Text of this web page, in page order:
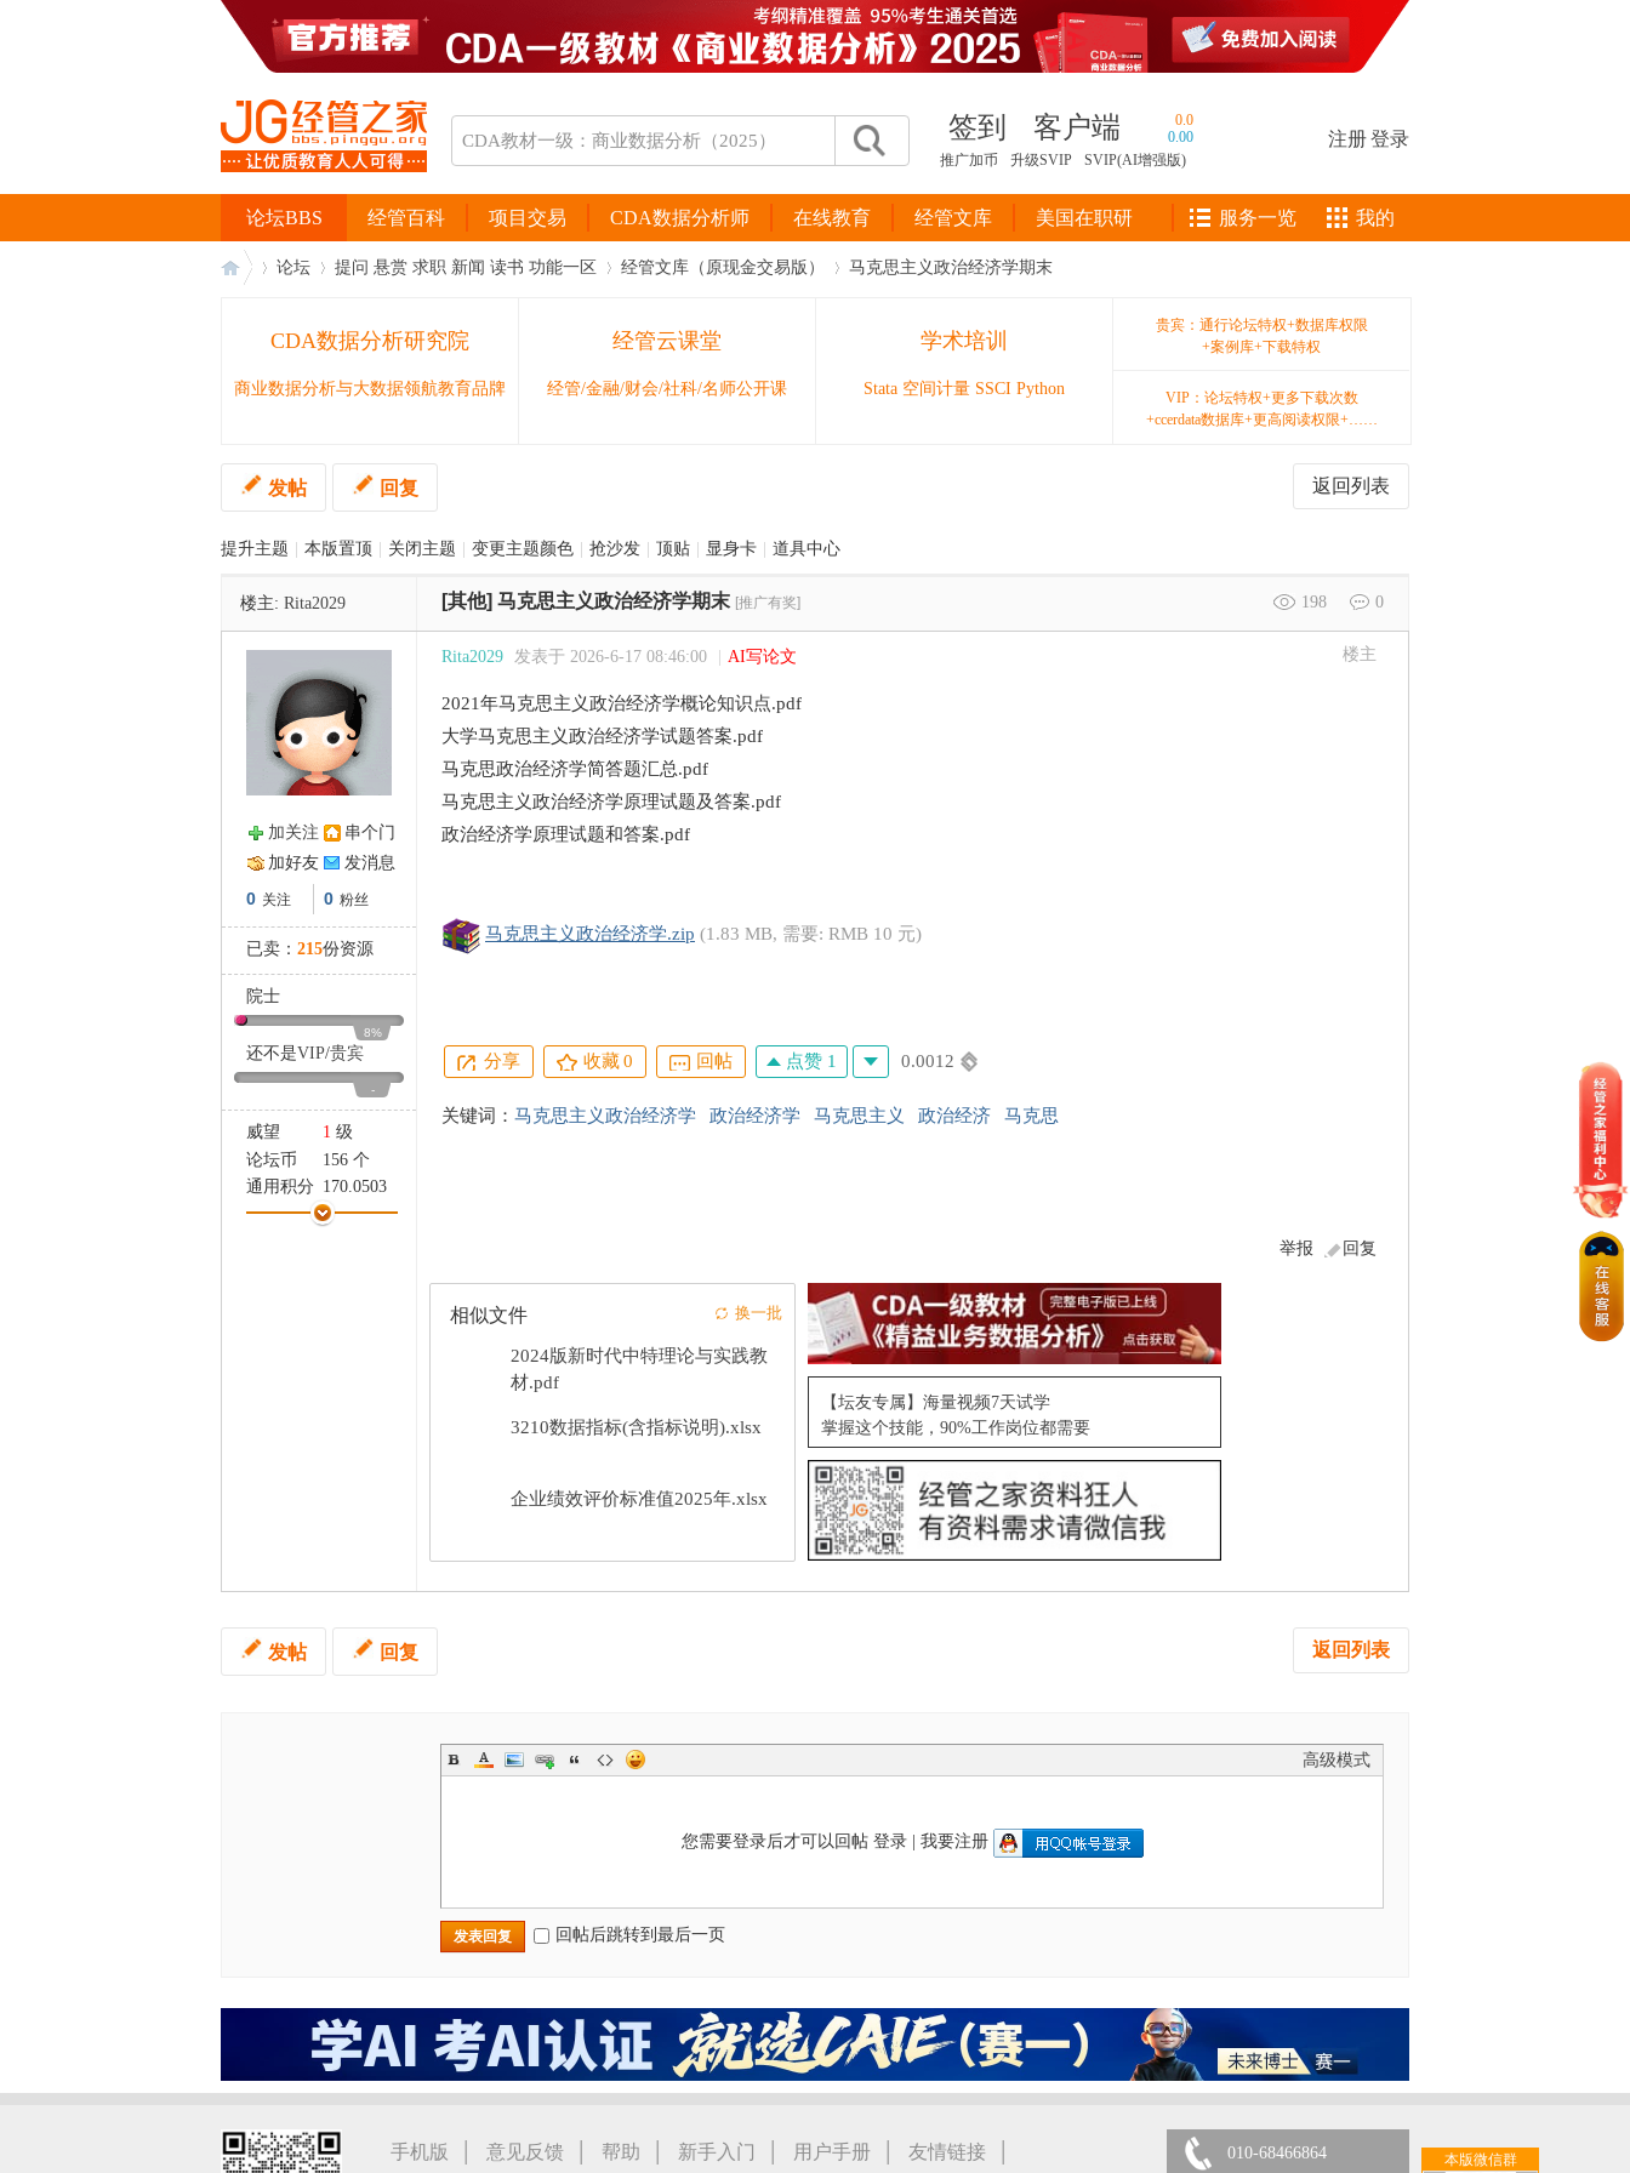
签到 客户端
0.0
0.00
推广加币
升级SVIP SVIP(AI增强版)
注册登录
经管百科 项目交易 CDA数据分析师 在线教育 经管文库 美国在职研
论坛BBS 服务一览 我的
论坛 提问 悬赏 求职 新闻 读书 功能一区 经管文库（原现金交易版） 马克思主义政治经济学期末
CDA数据分析研究院
商业数据分析与大数据领航教育品牌
经管云课堂
经管/金融/财会/社科/名师公开课
学术培训
Stata 空间计量 SSCI Python
贵宾：通行论坛特权+数据库权限
+案例库+下载特权
VIP：论坛特权+更多下载次数
+ccerdata数据库+更高阅读权限+……
返回列表
发帖 回复
提升主题 本版置顶 关闭主题 变更主题颜色 抢沙发 顶贴 显身卡 道具中心
楼主: Rita2029 198 0
[其他] 马克思主义政治经济学期末 [推广有奖]
加关注
串个门
加好友
发消息
0 关注 0 粉丝
已卖： 215份资源
院士
8%
还不是VIP/贵宾
-
威望 1 级
论坛币
156 个
通用积分 170.0503
学术水平
12 点
楼主
Rita2029 发表于 2026-6-17 08:46:00 AI写论文
2021年马克思主义政治经济学概论知识点.pdf
大学马克思主义政治经济学试题答案.pdf
马克思政治经济学简答题汇总.pdf
马克思主义政治经济学原理试题及答案.pdf
政治经济学原理试题和答案.pdf
马克思主义政治经济学.zip (1.83 MB, 需要: RMB 10 元)
分享 收藏0 回帖 点赞 1 0.0012
关键词： 马克思主义政治经济学 政治经济学 马克思主义 政治经济 马克思
回复
举报
相似文件 换一批
2024版新时代中特理论与实践教
材.pdf
3210数据指标(含指标说明).xlsx
企业绩效评价标准值2025年.xlsx
【坛友专属】海量视频7天试学
掌握这个技能，90%工作岗位都需要
返回列表
发帖 回复
高级模式
您需要登录后才可以回帖 登录| 我要注册
发表回复 回帖后跳转到最后一页
本版微信群
手机版 | 意见反馈 | 帮助 | 新手入门 | 用户手册 | 友情链接 | 010-68466864